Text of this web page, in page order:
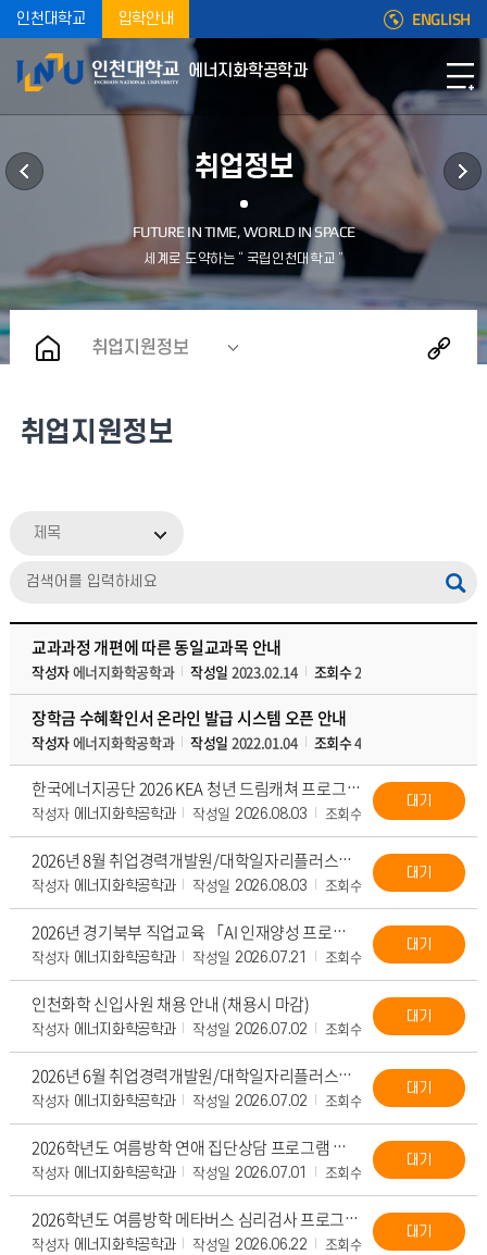
인천대학교 입학안내 ENGLISH
에너지화학공학과
취업정보
취업지원정보
취업지원정보
제목
교과과정 개편에 따른 동일교과목 안내
작성자에너지화학공학과 작성일 2023.02.14 조회수2608
장학금 수혜확인서 온라인 발급 시스템 오픈 안내
작성자에너지화학공학과 작성일 2022.01.04 조회수4739
한국에너지공단 2026 KEA 청년 드림캐쳐 프로그램 안내
작성자 에너지화학공학과 작성일 2026.08.03 조회수 41 첨부파일
대기
2026년 8월 취업경력개발원/대학일자리플러스센터 카드뉴스 (8월 프로그램 안내)
작성자 에너지화학공학과 작성일 2026.08.03 조회수 33 첨부파일
대기
2026년 경기북부 직업교육 「AI 인재양성 프로젝트」 과정 안내
작성자 에너지화학공학과 작성일 2026.07.21 조회수 239 첨부파일
대기
인천화학 신입사원 채용 안내 (채용시 마감)
작성자 에너지화학공학과 작성일 2026.07.02 조회수 516 첨부파일
대기
2026년 6월 취업경력개발원/대학일자리플러스센터 카드뉴스 (7월 프로그램 안내)
작성자 에너지화학공학과 작성일 2026.07.02 조회수 519 첨부파일
대기
2026학년도 여름방학 연애 집단상담 프로그램 안내 (7/10 (금))
작성자 에너지화학공학과 작성일 2026.07.01 조회수 519 첨부파일
대기
2026학년도 여름방학 메타버스 심리검사 프로그램 시행 안내 (방학중)
작성자 에너지화학공학과 작성일 2026.06.22 조회수 590 첨부파일
대기